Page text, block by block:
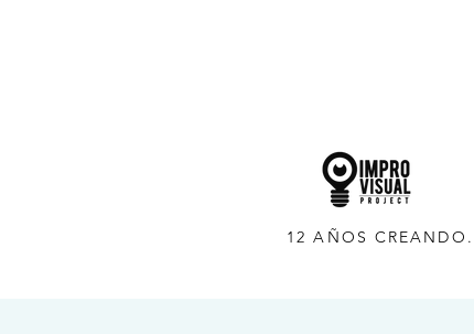
12 AÑOS CREANDO.